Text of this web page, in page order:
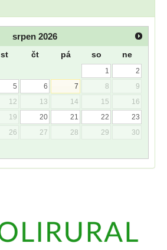
srpen 2026
st čt pá so ne
1
2
5 6 7 8
9
12 13 14 15
16
19 20 21 22
23
26 27 28 29
30